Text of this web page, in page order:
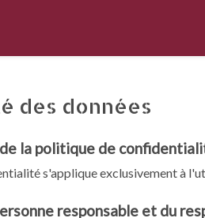
des données
la politique de
s'applique exclusivement à
responsable et du